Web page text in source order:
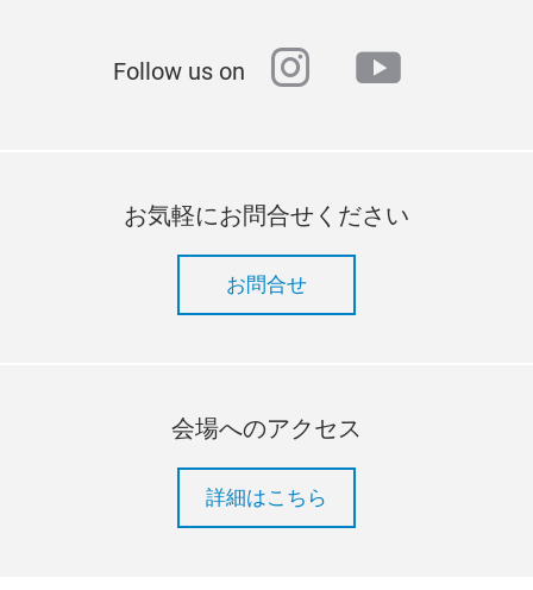
Follow us on instagram
youtube
お気軽にお問合せください
お問合せ
会場へのアクセス
詳細はこちら